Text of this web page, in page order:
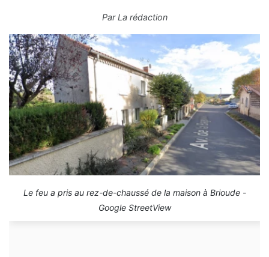
ParLa rédaction
Le feu a pris au rez-de-chaussé de la maison à Brioude -
Google StreetView